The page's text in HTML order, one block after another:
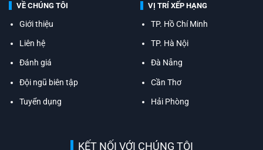
VỀ CHÚNG TÔI
Giới thiệu
Liên hệ
Đánh giá
Đội ngũ biên tập
Tuyển dụng
VỊ TRÍ XẾP HẠNG
TP. Hồ Chí Minh
TP. Hà Nội
Đà Nẵng
Cần Thơ
Hải Phòng
KẾT NỐI VỚI CHÚNG TÔI